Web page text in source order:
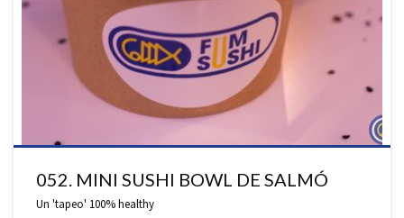
052. MINI SUSHI BOWL DE SALMÓ
Un 'tapeo' 100% healthy